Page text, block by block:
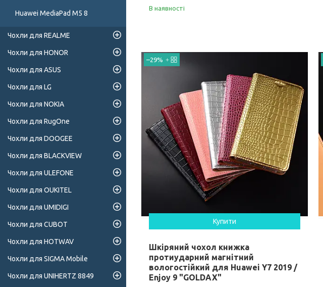
В наявності
–29%
Купити
Шкіряний чохол книжка
протиударний магнітний
вологостійкий для Huawei Y7 2019 /
Enjoy 9 "GOLDAX"
Huawei MediaPad M5 8
Чохли для REALME
Чохли для HONOR
Чохли для ASUS
Чохли для LG
Чохли для NOKIA
Чохли для RugOne
Чохли для DOOGEE
Чохли для BLACKVIEW
Чохли для ULEFONE
Чохли для OUKITEL
Чохли для UMIDIGI
Чохли для CUBOT
Чохли для HOTWAV
Чохли для SIGMA Mobile
Чохли для UNIHERTZ 8849